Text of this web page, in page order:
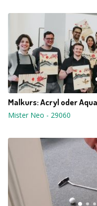
Malkurs: Acryl oder
Mister Neo - 29060